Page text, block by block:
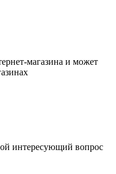
магазина и может
интересующий вопрос